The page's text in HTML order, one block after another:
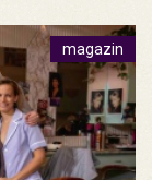
magazin